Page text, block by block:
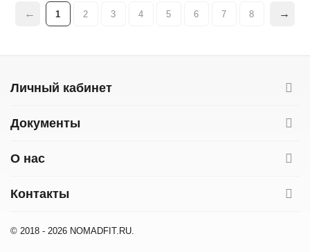
1 2 3 4 5 6 7 8
Личный кабинет
Документы
О нас
Контакты
© 2018 - 2026 NOMADFIT.RU.